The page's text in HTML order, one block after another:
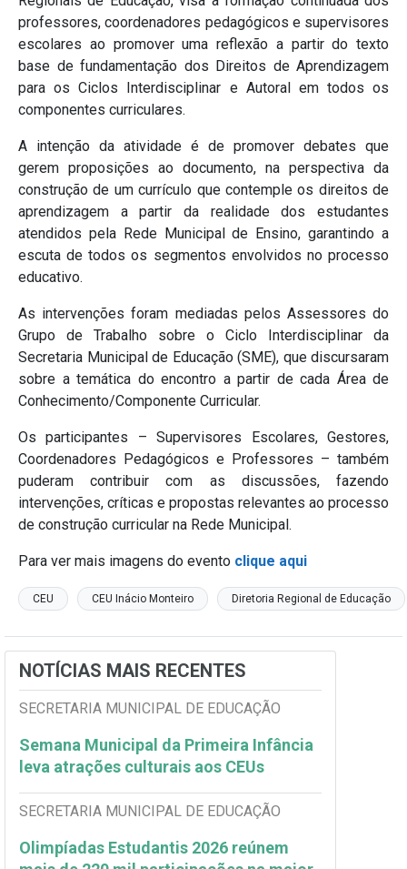
professores, coordenadores pedagógicos e supervisores
escolares ao promover uma reflexão a partir do texto
base de fundamentação dos Direitos de Aprendizagem
para os Ciclos Interdisciplinar e Autoral em todos os
componentes curriculares.
A intenção da atividade é de promover debates que
gerem proposições ao documento, na perspectiva da
construção de um currículo que contemple os direitos de
aprendizagem a partir da realidade dos estudantes
atendidos pela Rede Municipal de Ensino, garantindo a
escuta de todos os segmentos envolvidos no processo
educativo.
As intervenções foram mediadas pelos Assessores do
Grupo de Trabalho sobre o Ciclo Interdisciplinar da
Secretaria Municipal de Educação (SME), que discursaram
sobre a temática do encontro a partir de cada Área de
Conhecimento/Componente Curricular.
Os participantes – Supervisores Escolares, Gestores,
Coordenadores Pedagógicos e Professores – também
puderam contribuir com as discussões, fazendo
intervenções, críticas e propostas relevantes ao processo
de construção curricular na Rede Municipal.
Para ver mais imagens do evento clique aqui
CEU CEU Inácio Monteiro Diretoria Regional de Educação
NOTÍCIAS MAIS RECENTES
SECRETARIA MUNICIPAL DE EDUCAÇÃO
Semana Municipal da Primeira Infância
leva atrações culturais aos CEUs
SECRETARIA MUNICIPAL DE EDUCAÇÃO
Olimpíadas Estudantis 2026 reúnem